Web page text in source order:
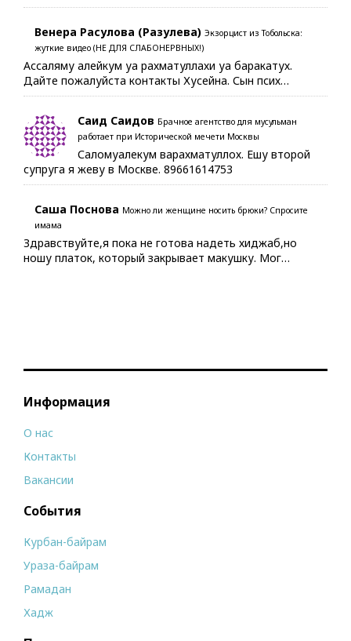
Венера Расулова (Разулева) Экзорцист из Тобольска:
жуткие видео (НЕ ДЛЯ СЛАБОНЕРВНЫХ!)
Ассаляму алейкум уа рахматуллахи уа баракатух.
Дайте пожалуйста контакты Хусейна. Сын псих…
Саид Саидов Брачное агентство для мусульман
работает при Исторической мечети Москвы
Саломуалекум варахматуллох. Ешу второй
супруга я жеву в Москве. 89661614753
Саша Поснова Можно ли женщине носить брюки? Спросите
имама
Здравствуйте,я пока не готова надеть хиджаб,но
ношу платок, который закрывает макушку. Мог…
Информация
О нас
Контакты
Вакансии
События
Курбан-байрам
Ураза-байрам
Рамадан
Хадж